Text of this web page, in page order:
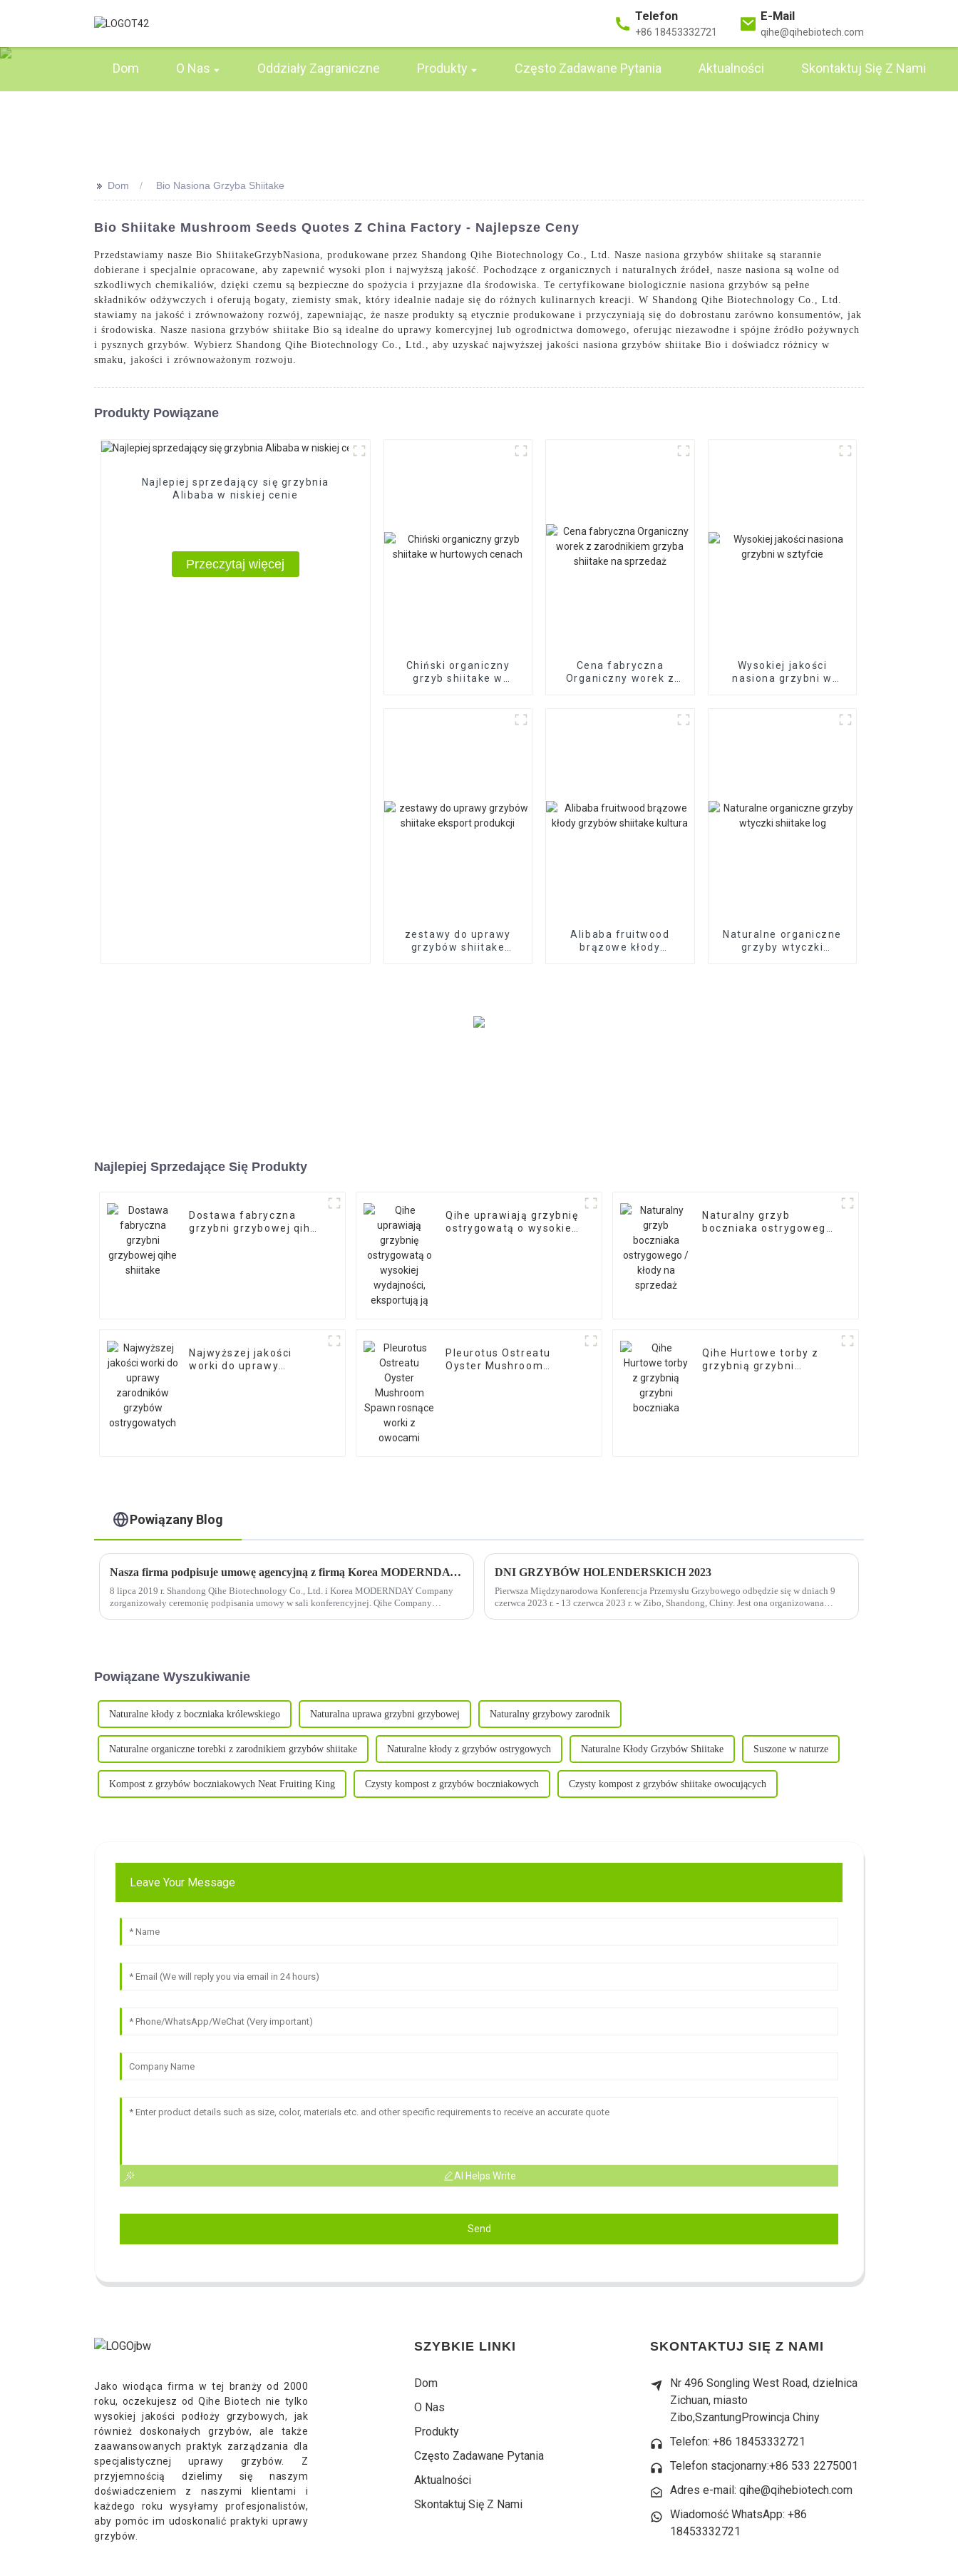
Telefon
+86 18453332721
E-Mail
qihe@qihebiotech.com
Dom O Nas Oddziały Zagraniczne Produkty Często Zadawane Pytania Aktualności Skontaktuj Się Z Nami
>> Dom Bio Nasiona Grzyba Shiitake
Bio Shiitake Mushroom Seeds Quotes Z China Factory - Najlepsze Ceny
Przedstawiamy nasze Bio ShiitakeGrzybNasiona, produkowane przez Shandong Qihe Biotechnology Co., Ltd. Nasze nasiona grzybów shiitake są starannie
dobierane i specjalnie opracowane, aby zapewnić wysoki plon i najwyższą jakość. Pochodzące z organicznych i naturalnych źródeł, nasze nasiona są wolne od
szkodliwych chemikaliów, dzięki czemu są bezpieczne do spożycia i przyjazne dla środowiska. Te certyfikowane biologicznie nasiona grzybów są pełne
składników odżywczych i oferują bogaty, ziemisty smak, który idealnie nadaje się do różnych kulinarnych kreacji. W Shandong Qihe Biotechnology Co., Ltd.
stawiamy na jakość i zrównoważony rozwój, zapewniając, że nasze produkty są etycznie produkowane i przyczyniają się do dobrostanu zarówno konsumentów, jak
i środowiska. Nasze nasiona grzybów shiitake Bio są idealne do uprawy komercyjnej lub ogrodnictwa domowego, oferując niezawodne i spójne źródło pożywnych
i pysznych grzybów. Wybierz Shandong Qihe Biotechnology Co., Ltd., aby uzyskać najwyższej jakości nasiona grzybów shiitake Bio i doświadcz różnicy w
smaku, jakości i zrównoważonym rozwoju.
Produkty Powiązane
Najlepiej sprzedający się grzybnia
Alibaba w niskiej cenie
Przeczytaj więcej
Chiński organiczny
grzyb shiitake w
Cena fabryczna
Organiczny worek z
Wysokiej jakości
nasiona grzybni w
zestawy do uprawy
grzybów shiitake
Alibaba fruitwood
brązowe kłody
Naturalne organiczne
grzyby wtyczki
Najlepiej Sprzedające Się Produkty
Dostawa fabryczna
grzybni grzybowej qihe
Qihe uprawiają grzybnię
ostrygowatą o wysokiej
Naturalny grzyb
boczniaka ostrygowego
Najwyższej jakości
worki do uprawy
Pleurotus Ostreatu
Oyster Mushroom
Qihe Hurtowe torby z
grzybnią grzybni
Powiązany Blog
Nasza firma podpisuje umowę agencyjną z firmą Korea MODERNDAY Company
8 lipca 2019 r. Shandong Qihe Biotechnology Co., Ltd. i Korea MODERNDAY Company
zorganizowały ceremonię podpisania umowy w sali konferencyjnej. Qihe Company
DNI GRZYBÓW HOLENDERSKICH 2023
Pierwsza Międzynarodowa Konferencja Przemysłu Grzybowego odbędzie się w dniach 9
czerwca 2023 r. - 13 czerwca 2023 r. w Zibo, Shandong, Chiny. Jest ona organizowana
Powiązane Wyszukiwanie
Naturalne kłody z boczniaka królewskiego Naturalna uprawa grzybni grzybowej Naturalny grzybowy zarodnik
Naturalne organiczne torebki z zarodnikiem grzybów shiitake Naturalne kłody z grzybów ostrygowych Naturalne Kłody Grzybów Shiitake Suszone w naturze
Kompost z grzybów boczniakowych Neat Fruiting King Czysty kompost z grzybów boczniakowych Czysty kompost z grzybów shiitake owocujących
Leave Your Message
AI Helps Write
Send
Jako wiodąca firma w tej branży od 2000
roku, oczekujesz od Qihe Biotech nie tylko
wysokiej jakości podłoży grzybowych, jak
również doskonałych grzybów, ale także
zaawansowanych praktyk zarządzania dla
specjalistycznej uprawy grzybów. Z
przyjemnością dzielimy się naszym
doświadczeniem z naszymi klientami i
każdego roku wysyłamy profesjonalistów,
aby pomóc im udoskonalić praktyki uprawy
grzybów.
SZYBKIE LINKI
Dom
O Nas
Produkty
Często Zadawane Pytania
Aktualności
Skontaktuj Się Z Nami
SKONTAKTUJ SIĘ Z NAMI
Nr 496 Songling West Road, dzielnica
Zichuan, miasto
Zibo,SzantungProwincja Chiny
Telefon: +86 18453332721
Telefon stacjonarny:+86 533 2275001
Adres e-mail: qihe@qihebiotech.com
Wiadomość WhatsApp: +86
18453332721